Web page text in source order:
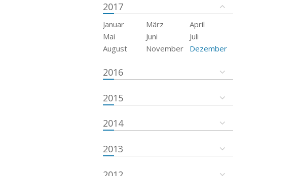
2017
Januar März
April
Mai
Juni
Juli
August
November Dezember
2016
2015
2014
2013